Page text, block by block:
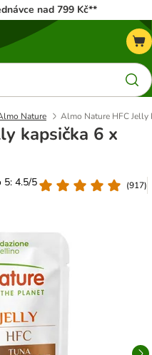
nad 799 Kč**
Nature Almo Nature HFC Jelly
kapsička 6 x
5: 4.5/5
(917)